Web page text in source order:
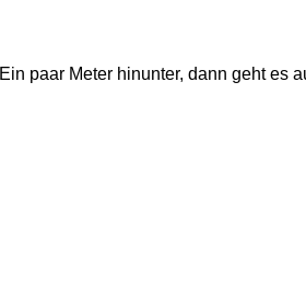
Ein paar Meter hinunter, dann geht es